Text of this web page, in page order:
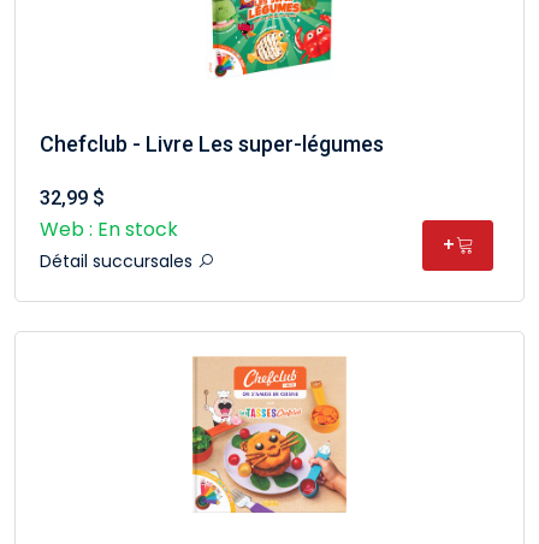
Chefclub - Livre Les super-légumes
32,99 $
Web : En stock
Détail succursales
+